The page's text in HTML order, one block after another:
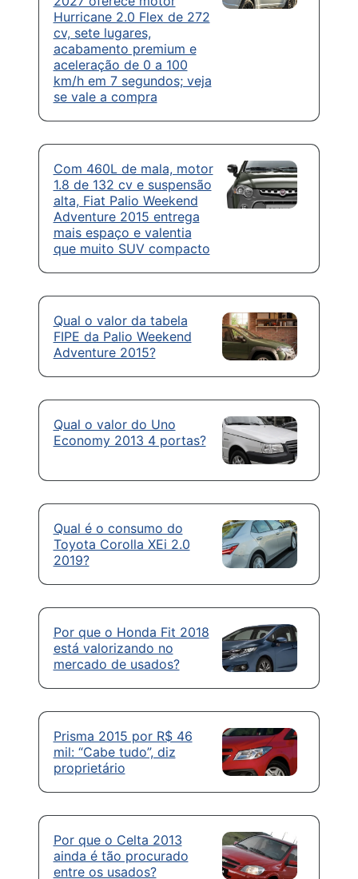
Hurricane 2.0 Flex de 272
cv, sete lugares,
acabamento premium e
aceleração de 0 a 100
km/h em 7 segundos; veja
se vale a compra
Com 460L de mala, motor
1.8 de 132 cv e suspensão
alta, Fiat Palio Weekend
Adventure 2015 entrega
mais espaço e valentia
que muito SUV compacto
Qual o valor da tabela
FIPE da Palio Weekend
Adventure 2015?
Qual o valor do Uno
Economy 2013 4 portas?
Qual é o consumo do
Toyota Corolla XEi 2.0
2019?
Por que o Honda Fit 2018
está valorizando no
mercado de usados?
Prisma 2015 por R$ 46
mil: “Cabe tudo”, diz
proprietário
Por que o Celta 2013
ainda é tão procurado
entre os usados?